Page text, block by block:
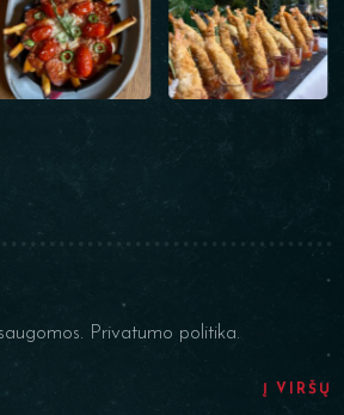
Privatumo politika.
Į VIRŠŲ